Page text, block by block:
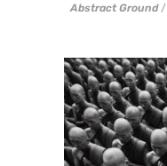
Abstract Ground /